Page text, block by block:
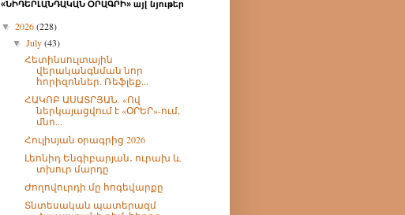
«ՆԻԴԵՐԼԱՆԴԱԿԱՆ ՕՐԱԳՐԻ» այլ նյութեր
▼ 2026(228)
▼July(43)
Հետինսուլտային
վերականգնման նոր
հորիզոններ. Ռեֆլեք...
ՀԱԿՈԲ ԱՍԱՏՐՅԱՆ. «Ով
ներկայացվում է «ՕՐԵՐ»-ում,
մնո...
Հուլիսյան օրագրից 2026
Լեոնիդ Ենգիբարյան․ ուրախ և
տխուր մարդը
Ժողովուրդի մը հոգեվարքը
Տնտեսական պատերազմ